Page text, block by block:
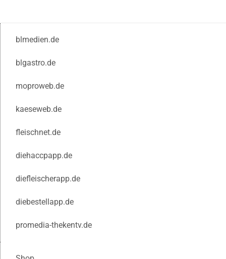
blmedien.de
blgastro.de
moproweb.de
kaeseweb.de
fleischnet.de
diehaccpapp.de
diefleischerapp.de
diebestellapp.de
promedia-thekentv.de